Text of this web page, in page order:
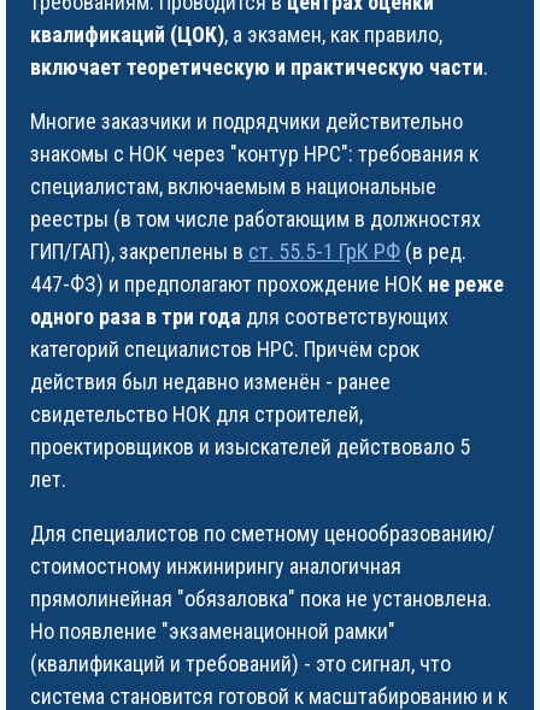
квалификаций (ЦОК), а экзамен, как правило,
включает теоретическую и практическую части.
Многие заказчики и подрядчики действительно
знакомы с НОК через "контур НРС": требования к
специалистам, включаемым в национальные
реестры (в том числе работающим в должностях
ГИП/ГАП), закреплены в ст. 55.5-1 ГрК РФ (в ред.
447-ФЗ) и предполагают прохождение НОК не реже
одного раза в три года для соответствующих
категорий специалистов НРС. Причём срок
действия был недавно изменён - ранее
свидетельство НОК для строителей,
проектировщиков и изыскателей действовало 5
лет.
Для специалистов по сметному ценообразованию/
стоимостному инжинирингу аналогичная
прямолинейная "обязаловка" пока не установлена.
Но появление "экзаменационной рамки"
(квалификаций и требований) - это сигнал, что
система становится готовой к масштабированию и к